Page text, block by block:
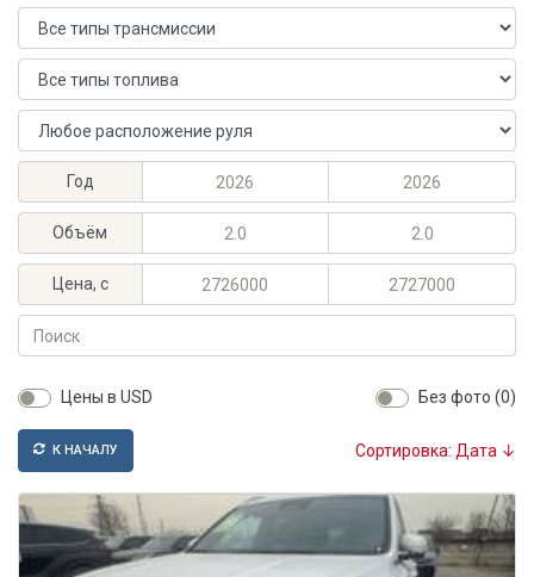
Тип трансмиссии
Тип топлива
Расположение руля
Год
Максимальный год выпуска
Минимальный год выпуска
Объём
Максимальный объём, л
Минимальный объём, л
Цена, с
Максимальная цена, KGS
Минимальная цена, KGS
Поиск
Цены в USD Без фото (0)
К НАЧАЛУ Сортировка: Дата ↓